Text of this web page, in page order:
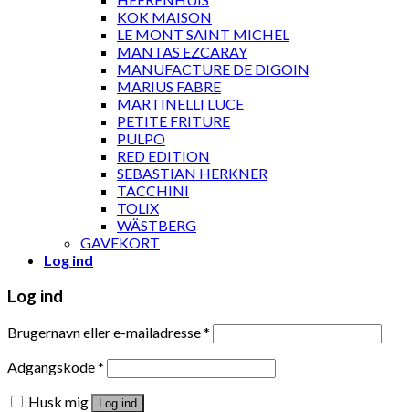
KOK MAISON
LE MONT SAINT MICHEL
MANTAS EZCARAY
MANUFACTURE DE DIGOIN
MARIUS FABRE
MARTINELLI LUCE
PETITE FRITURE
PULPO
RED EDITION
SEBASTIAN HERKNER
TACCHINI
TOLIX
WÄSTBERG
GAVEKORT
Log ind
Log ind
Brugernavn eller e-mailadresse*
Adgangskode*
Husk mig
Log ind